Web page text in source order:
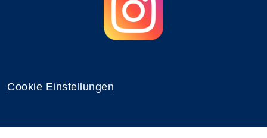
Cookie Einstellungen